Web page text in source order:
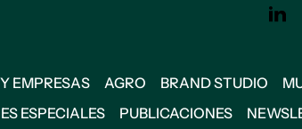
EMPRESAS AGRO BRAND STUDIO
ESPECIALES PUBLICACIONES